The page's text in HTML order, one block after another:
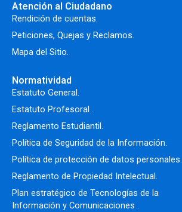
Atención al Ciudadano
Rendición de cuentas.
Peticiones, Quejas y Reclamos.
Mapa del Sitio.
Normatividad
Estatuto General.
Estatuto Profesoral .
Reglamento Estudiantil.
Política de Seguridad de la Información.
Política de protección de datos personales.
Reglamento de Propiedad Intelectual.
Plan estratégico de Tecnologías de la
Información y Comunicaciones .